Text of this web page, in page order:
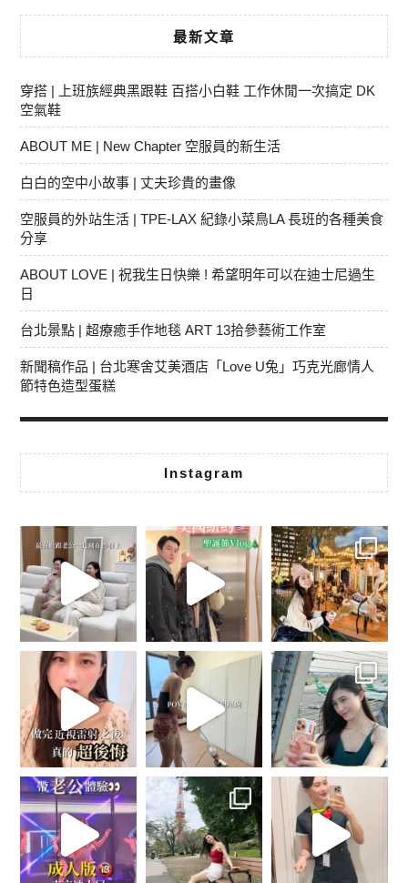
最新文章
穿搭 | 上班族經典黑跟鞋 百搭小白鞋 工作休閒一次搞定 DK
空氣鞋
ABOUT ME | New Chapter 空服員的新生活
白白的空中小故事 | 丈夫珍貴的畫像
空服員的外站生活 | TPE-LAX 紀錄小菜鳥LA 長班的各種美食
分享
ABOUT LOVE | 祝我生日快樂 ! 希望明年可以在迪士尼過生
日
台北景點 | 超療癒手作地毯 ART 13拾參藝術工作室
新聞稿作品 | 台北寒舍艾美酒店「Love U兔」巧克光廊情人
節特色造型蛋糕
Instagram